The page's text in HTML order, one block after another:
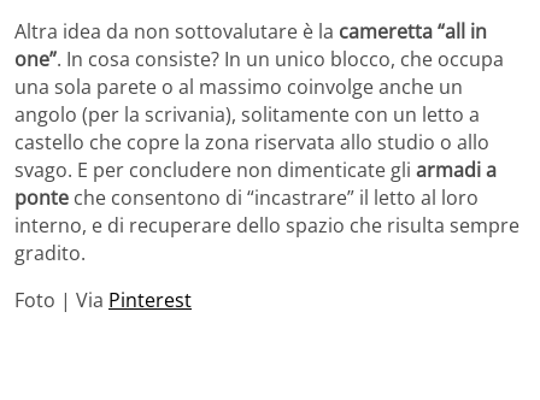
Altra idea da non sottovalutare è la cameretta “all in
one”. In cosa consiste? In un unico blocco, che occupa
una sola parete o al massimo coinvolge anche un
angolo (per la scrivania), solitamente con un letto a
castello che copre la zona riservata allo studio o allo
svago. E per concludere non dimenticate gli armadi a
ponte che consentono di “incastrare” il letto al loro
interno, e di recuperare dello spazio che risulta sempre
gradito.
Foto | Via Pinterest